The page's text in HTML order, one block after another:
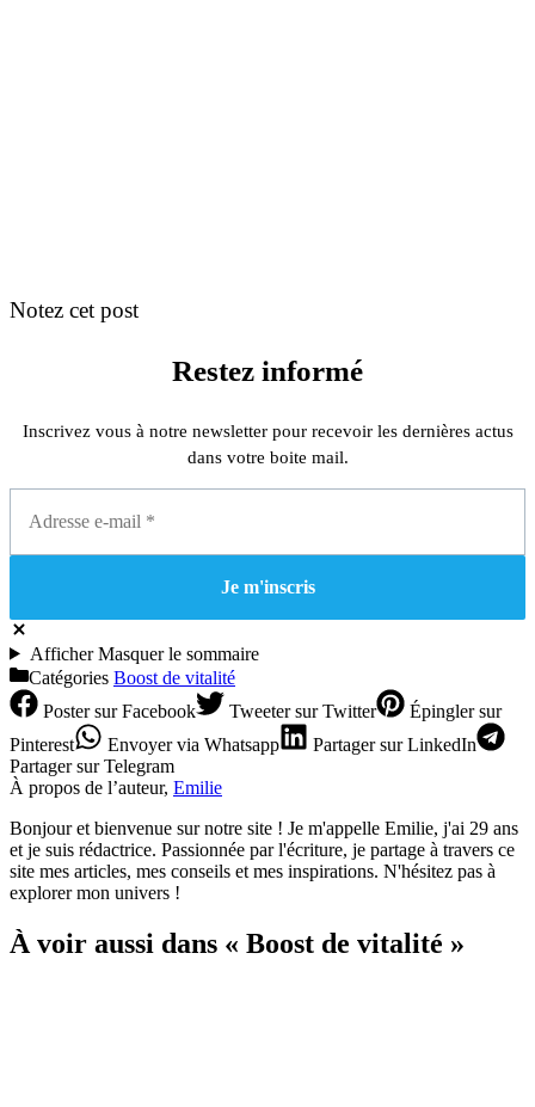
Notez cet post
Restez informé
Inscrivez vous à notre newsletter pour recevoir les dernières actus
dans votre boite mail.
AfficherMasquerle sommaire
Catégories Boost de vitalité
Postersur Facebook Tweetersur Twitter Épinglersur
Pinterest
Envoyervia Whatsapp Partagersur LinkedIn
Partagersur Telegram
À propos de l’auteur, Emilie
Bonjour et bienvenue sur notre site ! Je m'appelle Emilie, j'ai 29 ans
et je suis rédactrice. Passionnée par l'écriture, je partage à travers ce
site mes articles, mes conseils et mes inspirations. N'hésitez pas à
explorer mon univers !
À voir aussi dans « Boost de vitalité »